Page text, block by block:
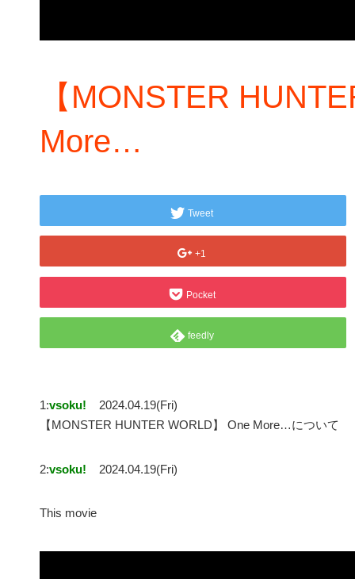
【MONSTER
More…
Tweet
+1
Pocket
feedly
1:vsoku!
2024.04.19(Fri)
【MONSTER HUNTER WORLD】 One More…について
2:vsoku! 2024.04.19(Fri)
This movie